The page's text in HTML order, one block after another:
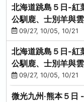
北海道跳島５日-紅
公馴鹿、士別羊與
園、海膽涮涮鍋
09/27, 10/05, 10/21
北海道跳島５日-紅
公馴鹿、士別羊與
園、海膽涮涮鍋
09/27, 10/05, 10/21
微光九州‧熊本５日